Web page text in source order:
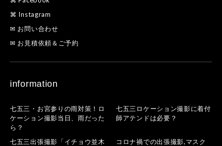
⌘ Instagram
✉ お問い合わせ
✉ お見積依頼＆ご予約
information
七五三・お宮参りの雨対策！ロ
ケーション撮影当日、雨だった
ら？
七五三ロケーション撮影に着付
師アテンドは必要？
七五三出張撮影「イチョウ並木
コロナ禍での出張撮影,マスク